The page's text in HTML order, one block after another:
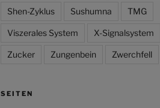
Shen-Zyklus Sushumna TMG
Viszerales System X-Signalsystem
Zucker Zungenbein Zwerchfell
SEITEN